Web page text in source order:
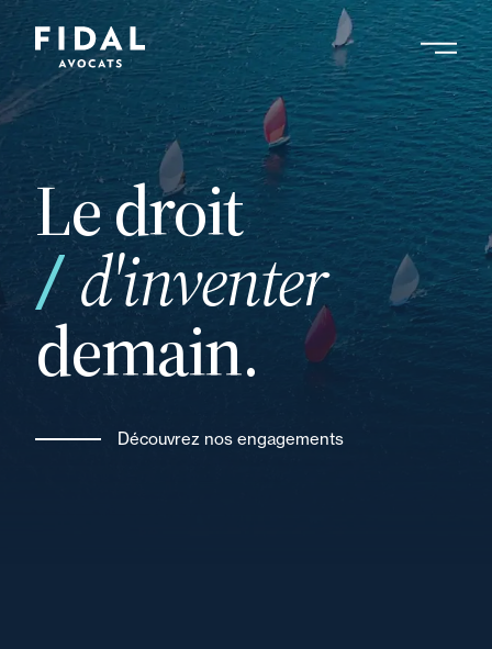
Aller
au
contenu
principalRechercher un mot clé, un professionnel ....
Le droit
d'inventer
demain.
Découvrez nos engagements